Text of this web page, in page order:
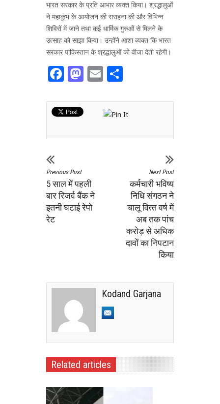
भारत सरकार के प्रति आभार व्‍यक्‍त किया। श्रद्धालुओं
ने महाकुंभ के आयोजन की सराहना की और विभिन्‍न
शिविरों में जाने तथा कई धार्मिक गुरुओं से मिलने के
उत्‍साह को साझा किया। उन्‍होंने आशा व्‍यक्‍त कि भारत
सरकार पाकिस्‍तान के श्रद्धालुओं को वीजा देती रहेगी।
Facebook
Mastodon
Email
Previous Post
5 साल में पहली
बार रिजर्व बैंक ने
इतनी घटाई रेपो
रेट
Next Post
कर्मचारी भविष्‍य
निधि संगठन ने
चालू वित्‍त वर्ष में
अब तक पांच
करोड़ से अधिक
दावों का निपटान
किया
Kodand Garjana
Related articles